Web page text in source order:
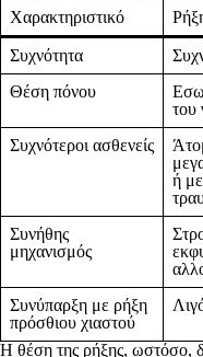
Χαρακτηριστικό
Συχνότητα
Θέση πόνου
του
Συχνότεροι ασθενείς
ή
Συνήθης
μηχανισμός
Συνύπαρξη με ρήξη
πρόσθιου χιαστού
Η θέση της ρήξης, ωστόσο,